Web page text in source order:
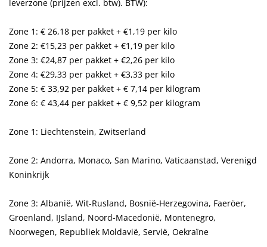
leverzone (prijzen excl. btw). BTW):
Zone 1: € 26,18 per pakket + €1,19 per kilo
Zone 2: €15,23 per pakket + €1,19 per kilo
Zone 3: €24,87 per pakket + €2,26 per kilo
Zone 4: €29,33 per pakket + €3,33 per kilo
Zone 5: € 33,92 per pakket + € 7,14 per kilogram
Zone 6: € 43,44 per pakket + € 9,52 per kilogram
Zone 1: Liechtenstein, Zwitserland
Zone 2: Andorra, Monaco, San Marino, Vaticaanstad, Verenigd
Koninkrijk
Zone 3: Albanië, Wit-Rusland, Bosnië-Herzegovina, Faeröer,
Groenland, IJsland, Noord-Macedonië, Montenegro,
Noorwegen, Republiek Moldavië, Servië, Oekraïne